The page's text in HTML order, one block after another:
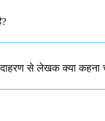
से लेखक क्या कहना